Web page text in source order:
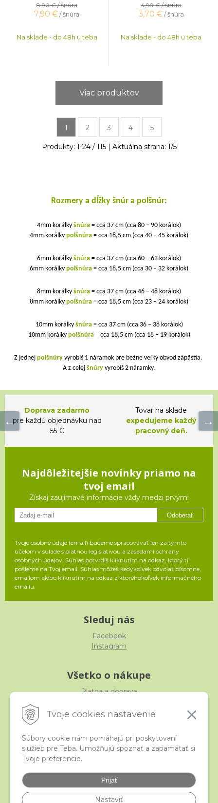
Tvoje cookies nastavenie
Súbory cookie nám pomáhajú pri poskytovaní
služieb pre Teba. Umožňujú spoznať a zapamätať si
Tvoje preferencie.
Prijať
Nastaviť
8,90 €/ šnúra
7,90 €/ šnúra
Na sklade - do 48h u teba
4,90 €/ šnúra
3,70 €/ šnúra
Na sklade - do 48h u teba
Viac produktov
1 2 3 4 5
Produkty: 1-24/ 115| Aktuálna strana: 1/5
Rozmery a dĺžky šnúr a polšnúr:
4mm korálky šnúra = cca 37 cm (cca 80 – 90 korálok)
4mm korálky polšnúra = cca 18,5 cm (cca 40 – 45 korálok)
6mm korálky šnúra = cca 37 cm (cca 60 – 63 korálok)
6mm korálky polšnúra = cca 18,5 cm (cca 30 – 32 korálok)
8mm korálky šnúra = cca 37 cm (cca 46 – 48 korálok)
8mm korálky polšnúra = cca 18,5 cm (cca 23 – 24 korálok)
10mm korálky šnúra= cca 37 cm (cca 36 – 38 korálok)
10mm korálky polšnúra= cca 18,5 cm (cca 18 – 19 korálok)
Z jednej polšnúry vyrobíš 1 náramok pre bežne veľký obvod zápästia.
A z celej šnúry vyrobíš 2 náramky.
Doprava zadarmo
pre každú objednávku nad
55 €
Tovar na sklade
expedujeme každý
pracovný deň.
Najdôležitejšie novinky priamo na
tvoj email
Získaj zaujímavé informácie vždy medzi prvými
Odoberať
Tvoje osobné údaje (email) budeme spracovávať len za týmto
účelom v súlade s platnou legislatívou a zásadami ochrany
osobných údajov. Súhlas potvrdíš kliknutím na odkaz, ktorý ti
pošleme na Tvoj email. Súhlas môžeš kedykoľvek odvolať písomne,
emailom alebo kliknutím na odkaz z ktoréhokoľvek informačného
emailu.
Sleduj nás
Facebook
Instagram
Všetko o nákupe
Platba a doprava
Obchodné podmienky
iStraka
Veľkoobchod
Najčastejšie otázky
Certifikáty